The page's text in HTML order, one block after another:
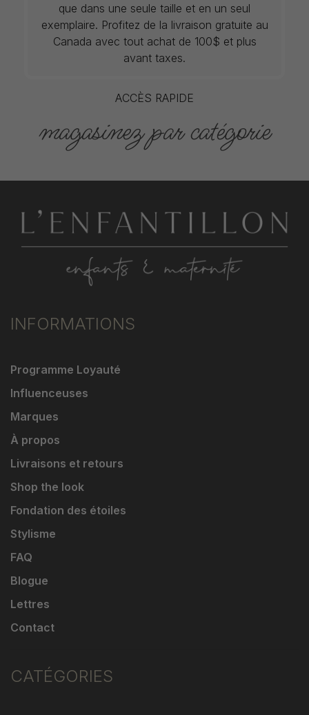
que dans une seule taille et en un seul
exemplaire. Profitez de la livraison gratuite au
Canada avec tout achat de 100$ et plus
avant taxes.
ACCÈS RAPIDE
magasinez par catégorie
INFORMATIONS
Programme Loyauté
Influenceuses
Marques
À propos
Livraisons et retours
Shop the look
Fondation des étoiles
Stylisme
FAQ
Blogue
Lettres
Contact
CATÉGORIES